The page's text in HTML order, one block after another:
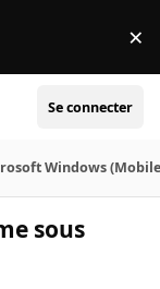
×
Se connecter
Windows
sous